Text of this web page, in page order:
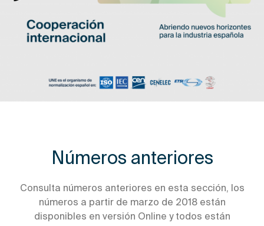
Números anteriores
Consulta números anteriores en esta sección, los
números a partir de marzo de 2018 están
disponibles en versión Online y todos están